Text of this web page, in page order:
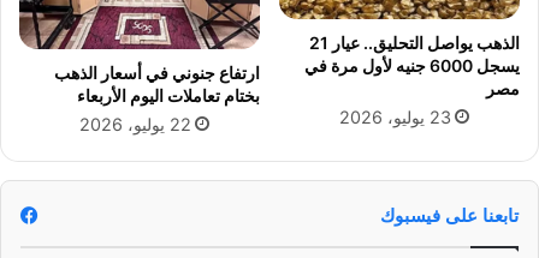
ز
م
ه
ص
ح
ي
الذهب يواصل التحليق.. عيار 21
يسجل 6000 جنيه لأول مرة في
مصر
23 يوليو، 2026
ارتفاع جنوني في أسعار الذهب
بختام تعاملات اليوم الأربعاء
22 يوليو، 2026
تابعنا على فيسبوك